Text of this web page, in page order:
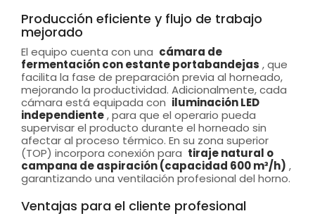
Producción eficiente y flujo de trabajo
mejorado
El equipo cuenta con una cámara de
fermentación con estante portabandejas , que
facilita la fase de preparación previa al horneado,
mejorando la productividad. Adicionalmente, cada
cámara está equipada con iluminación LED
independiente, para que el operario pueda
supervisar el producto durante el horneado sin
afectar al proceso térmico. En su zona superior
(TOP) incorpora conexión para tiraje natural o
campana de aspiración (capacidad 600 m³/h) ,
garantizando una ventilación profesional del horno.
Ventajas para el cliente profesional